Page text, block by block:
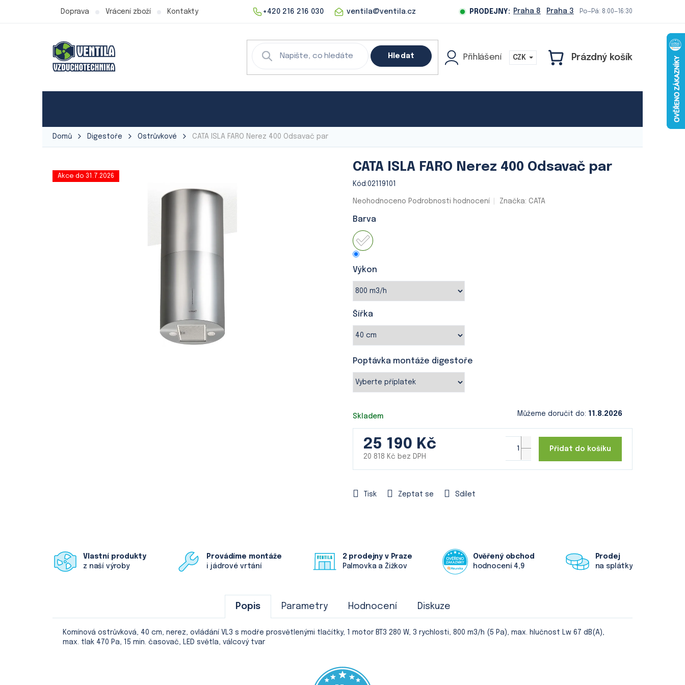
+420 216 216 030 ventila@ventila.cz
Doprava Vrácení zboží Kontakty PRODEJNY: Praha 8 Praha 3 Po—Pá: 8:00—16:30
Hledat CZK
NÁKUPNÍ
Prázdný košík
Domů Digestoře Ostrůvkové CATA ISLA FARO Nerez 400 Odsavač par
Akce do 31.7.2026
Barva
Výkon
Šířka
Poptávka montáže digestoře
Tisk Zeptat se Sdílet
CATA ISLA FARO Nerez 400 Odsavač par
Kód:02119101
Průměrné
produktu
je
0,0
z
5
hvězdiček.
Neohodnoceno Podrobnosti hodnocení Značka: CATA
Můžeme doručit do: 11.8.2026
Skladem
25 190 Kč
20 818 Kč bez DPH
Přidat do košíku
Vlastní produkty
z naší výroby
Provádíme montáže
i jádrové vrtání
2 prodejny v Praze
Palmovka a Žižkov
Ověřený obchod
hodnocení 4,9
Prodej
na splátky
Popis Parametry Hodnocení Diskuze
Komínová ostrůvková, 40 cm, nerez, ovládání VL3 s modře prosvětlenými tlačítky, 1 motor BT3 280 W, 3 rychlosti, 800 m3/h (5 Pa), max. hlučnost Lw 67 dB(A),
max. tlak 470 Pa, 15 min. časovač, LED světla, válcový tvar